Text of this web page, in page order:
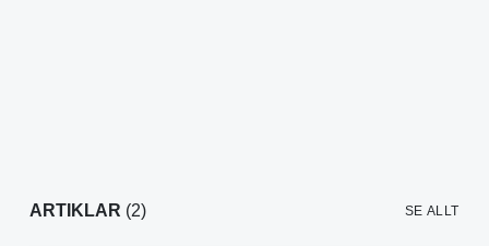
ARTIKLAR (2) SE ALLT